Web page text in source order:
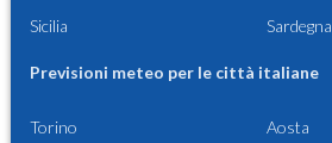
Sicilia Sardegna
Previsioni meteo per le città italiane
Torino Aosta